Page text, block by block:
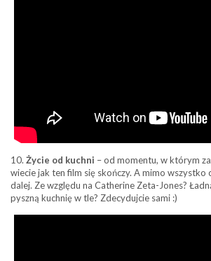
10. Życie od kuchni – od momentu, w którym
wiecie jak ten film się skończy. A mimo wszystko
dalej. Ze względu na Catherine Zeta-Jones?
pyszną kuchnię w tle? Zdecydujcie sami :)